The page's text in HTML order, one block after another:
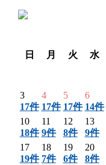
日
月 火 水
3
17件
4
17件
5
17件
6
14件
10
18件
11
9件
12
8件
13
9件
17
19件
18
7件
19
6件
20
8件